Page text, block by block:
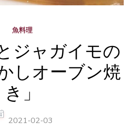
魚料理
ジャガイモの
しオーブン焼
き」
2021-02-03